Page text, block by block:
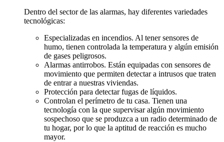
Dentro del sector de las alarmas, hay diferentes variedades
tecnológicas:
Especializadas en incendios. Al tener sensores de
humo, tienen controlada la temperatura y algún emisión
de gases peligrosos.
Alarmas antirrobos. Están equipadas con sensores de
movimiento que permiten detectar a intrusos que traten
de entrar a nuestras viviendas.
Protección para detectar fugas de líquidos.
Controlan el perímetro de tu casa. Tienen una
tecnología con la que supervisar algún movimiento
sospechoso que se produzca a un radio determinado de
tu hogar, por lo que la aptitud de reacción es mucho
mayor.